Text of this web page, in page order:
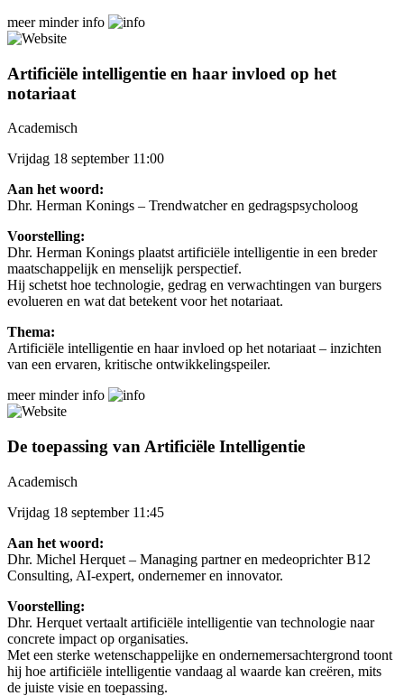
meer minderinfo
Artificiële intelligentie en haar invloed op het
notariaat
Academisch
Vrijdag 18 september 11:00
Aan het woord:
Dhr. Herman Konings – Trendwatcher en gedragspsycholoog
Voorstelling:
Dhr. Herman Konings plaatst artificiële intelligentie in een breder
maatschappelijk en menselijk perspectief.
Hij schetst hoe technologie, gedrag en verwachtingen van burgers
evolueren en wat dat betekent voor het notariaat.
Thema:
Artificiële intelligentie en haar invloed op het notariaat – inzichten
van een ervaren, kritische ontwikkelingspeiler.
meer minderinfo
De toepassing van Artificiële Intelligentie
Academisch
Vrijdag 18 september 11:45
Aan het woord:
Dhr. Michel Herquet – Managing partner en medeoprichter B12
Consulting, AI-expert, ondernemer en innovator.
Voorstelling:
Dhr. Herquet vertaalt artificiële intelligentie van technologie naar
concrete impact op organisaties.
Met een sterke wetenschappelijke en ondernemersachtergrond toont
hij hoe artificiële intelligentie vandaag al waarde kan creëren, mits
de juiste visie en toepassing.